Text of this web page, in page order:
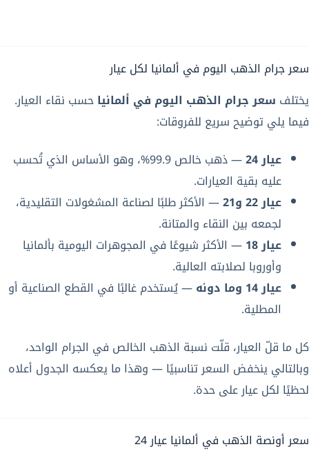
سعر جرام الذهب اليوم في ألمانيا لكل عيار
يختلف سعر جرام الذهب اليوم في ألمانياحسب نقاء العيار.
فيما يلي توضيح سريع للفروقات:
عيار 24
— ذهب خالص 99.9%، وهو الأساس الذي تُحسب
عليه بقية العيارات.
عيار 22 و21
— الأكثر طلبًا لصناعة المشغولات التقليدية،
لجمعه بين النقاء والمتانة.
عيار 18
— الأكثر شيوعًا في المجوهرات اليومية بألمانيا
وأوروبا لصلابته العالية.
عيار 14 وما دونه
— يُستخدم غالبًا في القطع الصناعية أو
المطلية.
كل ما قلّ العيار، قلّت نسبة الذهب الخالص في الجرام الواحد،
وبالتالي ينخفض السعر تناسبيًا — وهذا ما يعكسه الجدول أعلاه
لحظيًا لكل عيار على حدة.
سعر أونصة الذهب في ألمانيا عيار 24